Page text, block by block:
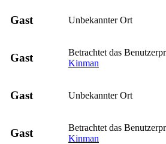
Gast Unbekannter Ort
Gast
Betrachtet das
Kinman
Gast Unbekannter Ort
Gast
Betrachtet das
Kinman